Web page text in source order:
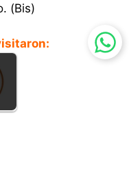
(Bis)
-